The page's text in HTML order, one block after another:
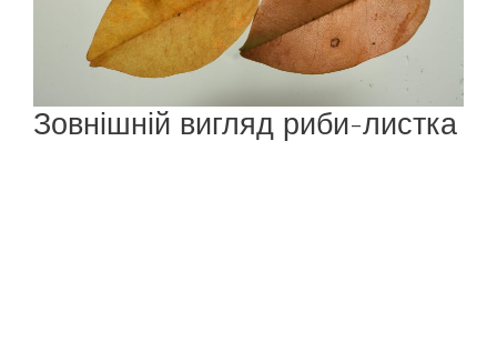
Зовнішній вигляд риби-листка